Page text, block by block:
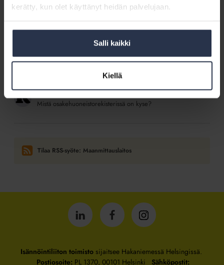
kerätty, kun olet käyttänyt heidän palvelujaan.
Salli kaikki
Kiellä
kunnossapito- ja muutostyöt
28.5.2019 Kotitalolehti.fi
Osakehuoneistorekisteri, huoneistotietojärjestelmä vai Asrek −
6.2.2019 Kotitalolehti.fi
Mistä osakehuoneistorekisterissä on kyse?
Tilaa RSS-syöte: Maanmittauslaitos
IsännöintiliittoIsännöintiliittoIsännöintiliitto
Isännöintiliiton toimistosijaitsee Hakaniemessä Helsingissä.
Postiosoite: PL 1370, 00101 Helsinki Sähköpostit: